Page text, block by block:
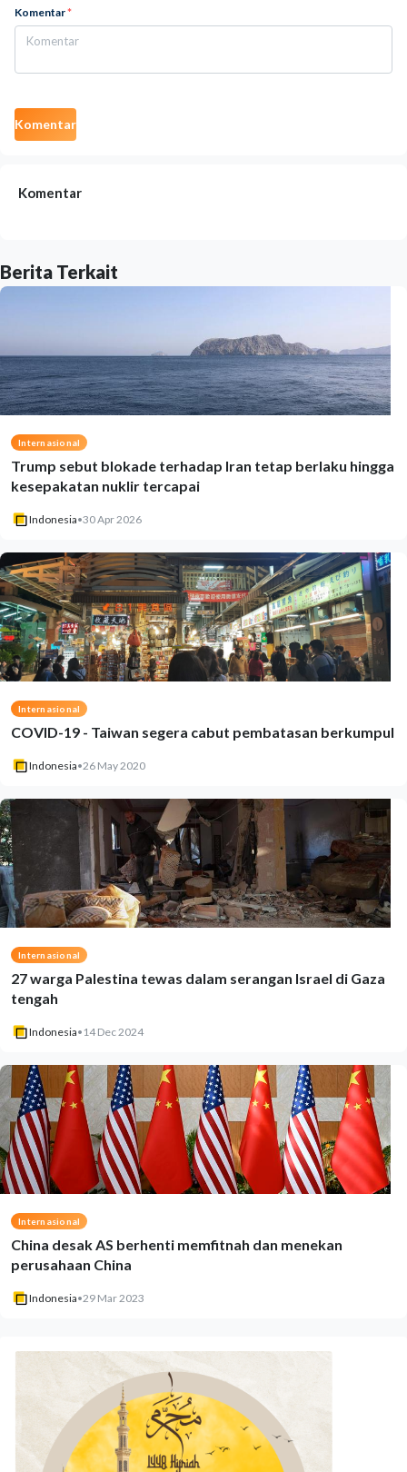
Komentar*
Komentar
Komentar
Berita Terkait
Internasional
Trump sebut blokade terhadap Iran tetap berlaku hingga
kesepakatan nuklir tercapai
Indonesia•30 Apr 2026
Internasional
COVID-19 - Taiwan segera cabut pembatasan berkumpul
Indonesia•26 May 2020
Internasional
27 warga Palestina tewas dalam serangan Israel di Gaza
tengah
Indonesia• 14 Dec 2024
Internasional
China desak AS berhenti memfitnah dan menekan
perusahaan China
Indonesia•29 Mar 2023